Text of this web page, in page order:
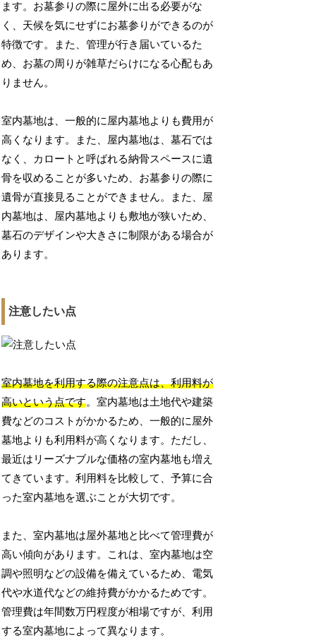
ます。お墓参りの際に屋外に出る必要がな
く、天候を気にせずにお墓参りができるのが
特徴です。また、管理が行き届いているた
め、お墓の周りが雑草だらけになる心配もあ
りません。
室内墓地は、一般的に屋内墓地よりも費用が
高くなります。また、屋内墓地は、墓石では
なく、カロートと呼ばれる納骨スペースに遺
骨を収めることが多いため、お墓参りの際に
遺骨が直接見ることができません。また、屋
内墓地は、屋内墓地よりも敷地が狭いため、
墓石のデザインや大きさに制限がある場合が
あります。
注意したい点
室内墓地を利用する際の注意点は、利用料が
高いという点です。室内墓地は土地代や建築
費などのコストがかかるため、一般的に屋外
墓地よりも利用料が高くなります。ただし、
最近はリーズナブルな価格の室内墓地も増え
てきています。利用料を比較して、予算に合
った室内墓地を選ぶことが大切です。
また、室内墓地は屋外墓地と比べて管理費が
高い傾向があります。これは、室内墓地は空
調や照明などの設備を備えているため、電気
代や水道代などの維持費がかかるためです。
管理費は年間数万円程度が相場ですが、利用
する室内墓地によって異なります。